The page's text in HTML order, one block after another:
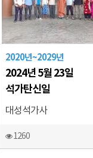
2020년~2029년
2024년 5월 23일
석가탄신일
대성석가사
1260